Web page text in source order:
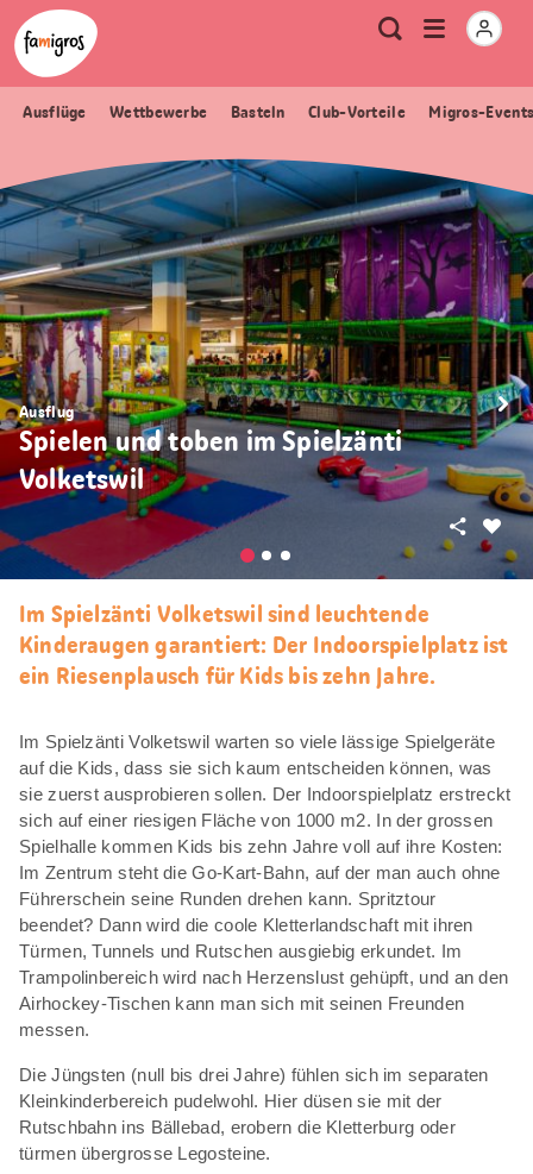
Sprungmarken
Navigation
Header
Logo
Meta
Navigation
Suche
Menu
öffnen
Ausflüge Wettbewerbe Basteln Club-Vorteile Migros-
Ausflug
Spielen und toben im Spielzänti
Volketswil
Als
Teilen
Im Spielzänti Volketswil sind leuchtende
Kinderaugen garantiert: Der Indoorspielplatz ist
ein Riesenplausch für Kids bis zehn Jahre.
Im Spielzänti Volketswil warten so viele lässige Spielgeräte
auf die Kids, dass sie sich kaum entscheiden können, was
sie zuerst ausprobieren sollen. Der Indoorspielplatz erstreckt
sich auf einer riesigen Fläche von 1000 m2. In der grossen
Spielhalle kommen Kids bis zehn Jahre voll auf ihre Kosten:
Im Zentrum steht die Go-Kart-Bahn, auf der man auch ohne
Führerschein seine Runden drehen kann. Spritztour
beendet? Dann wird die coole Kletterlandschaft mit ihren
Türmen, Tunnels und Rutschen ausgiebig erkundet. Im
Trampolinbereich wird nach Herzenslust gehüpft, und an den
Airhockey-Tischen kann man sich mit seinen Freunden
messen.
Die Jüngsten (null bis drei Jahre) fühlen sich im separaten
Kleinkinderbereich pudelwohl. Hier düsen sie mit der
Rutschbahn ins Bällebad, erobern die Kletterburg oder
türmen übergrosse Legosteine.